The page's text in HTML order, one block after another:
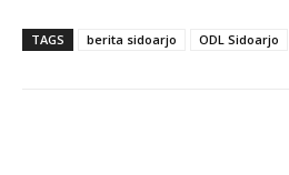
TAGS berita sidoarjo ODL Sidoarjo